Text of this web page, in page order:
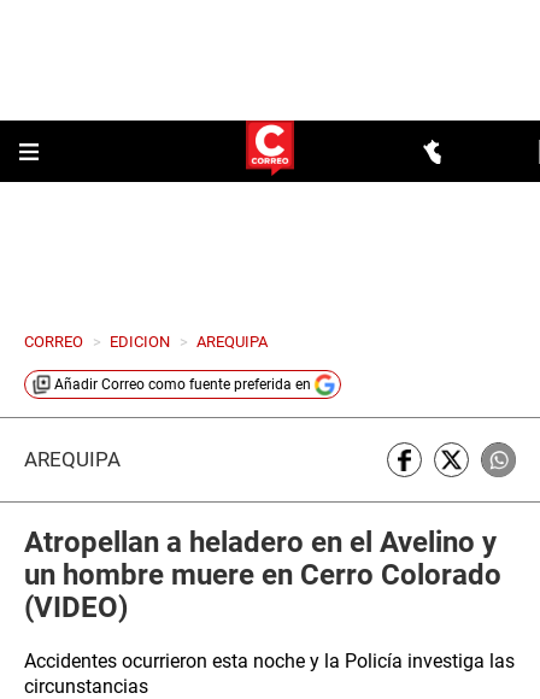
CORREO > EDICION > AREQUIPA
Añadir Correo como fuente preferida en
AREQUIPA
Atropellan a heladero en el Avelino y
un hombre muere en Cerro Colorado
(VIDEO)
Accidentes ocurrieron esta noche y la Policía investiga las
circunstancias